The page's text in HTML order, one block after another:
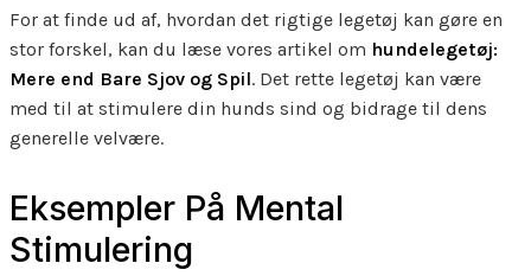
For at finde ud af, hvordan det rigtige legetøj kan gøre en
stor forskel, kan du læse vores artikel om hundelegetøj:
Mere end Bare Sjov og Spil. Det rette legetøj kan være
med til at stimulere din hunds sind og bidrage til dens
generelle velvære.
Eksempler På Mental
Stimulering